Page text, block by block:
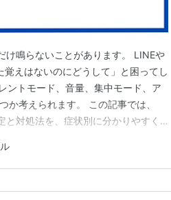
け鳴らないことがあります。 LINEや
えはないのにどうして」と困ってし
ントモード、音量、集中モード、ア
考えられます。 この記事では、
対処法を、症状別に分かりやすく
自分の状態に近い原因を切り分け